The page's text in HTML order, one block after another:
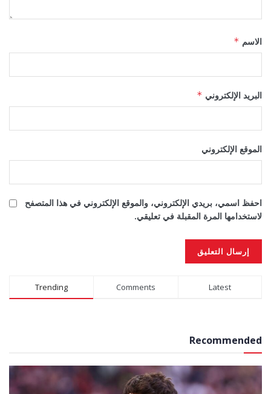
الاسم *
البريد الإلكتروني *
الموقع الإلكتروني
احفظ اسمي، بريدي الإلكتروني، والموقع الإلكتروني في هذا المتصفح
لاستخدامها المرة المقبلة في تعليقي.
Alternative:
Trending Comments Latest
Recommended